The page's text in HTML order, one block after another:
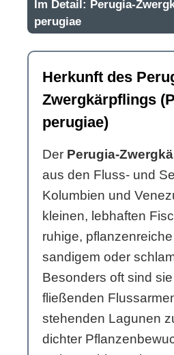
Im Detail: Perugia-
perugiae
Herkunft des
Zwergkärpflings
perugiae)
Der Perugia-
aus den Fluss- und
Kolumbien und
kleinen, lebhaften
ruhige,
sandigem oder
Besonders oft sind
fließenden
stehenden Lagunen
dichter